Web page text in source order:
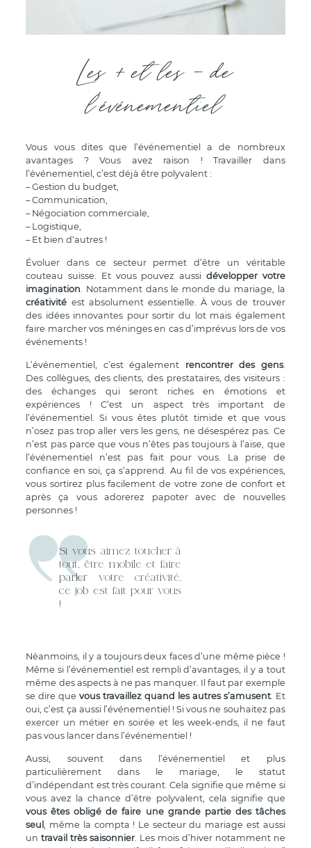
Les + et les - de
l’événementiel
Vous vous dites que l’événementiel a de nombreux
avantages ? Vous avez raison ! Travailler dans
l’événementiel, c’est déjà être polyvalent :
– Gestion du budget,
– Communication,
– Négociation commerciale,
– Logistique,
– Et bien d‘autres !
Évoluer dans ce secteur permet d’être un véritable
couteau suisse. Et vous pouvez aussi développer votre
imagination. Notamment dans le monde du mariage, la
créativité est absolument essentielle. À vous de trouver
des idées innovantes pour sortir du lot mais également
faire marcher vos méninges en cas d’imprévus lors de vos
événements !
L’événementiel, c’est également rencontrer des gens.
Des collègues, des clients, des prestataires, des visiteurs :
des échanges qui seront riches en émotions et
expériences ! C’est un aspect très important de
l’événementiel. Si vous êtes plutôt timide et que vous
n’osez pas trop aller vers les gens, ne désespérez pas. Ce
n’est pas parce que vous n’êtes pas toujours à l’aise, que
l’événementiel n’est pas fait pour vous. La prise de
confiance en soi, ça s’apprend. Au fil de vos expériences,
vous sortirez plus facilement de votre zone de confort et
après ça vous adorerez papoter avec de nouvelles
personnes !
Si vous aimez toucher à
tout, être mobile et faire
parler votre créativité,
ce job est fait pour vous
!
Néanmoins, il y a toujours deux faces d’une même pièce !
Même si l’événementiel est rempli d’avantages, il y a tout
même des aspects à ne pas manquer. Il faut par exemple
se dire quevous travaillez quand les autres s’amusent. Et
oui, c’est ça aussi l’événementiel ! Si vous ne souhaitez pas
exercer un métier en soirée et les week-ends, il ne faut
pas vous lancer dans l’événementiel !
Aussi, souvent dans l’événementiel et plus
particulièrement dans le mariage, le statut
d’indépendant est très courant. Cela signifie que même si
vous avez la chance d’être polyvalent, cela signifie que
vous êtes obligé de faire une grande partie des tâches
seul, même la compta ! Le secteur du mariage est aussi
untravail très saisonnier. Les mois d’hiver notamment ne